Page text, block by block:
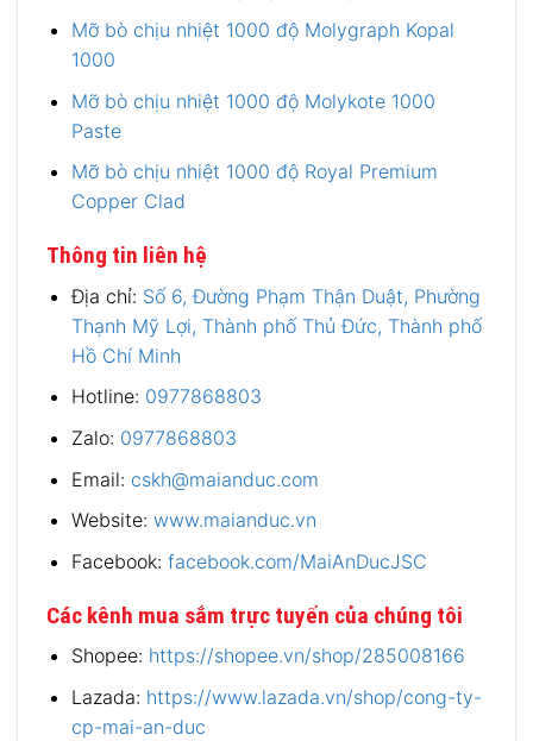
Mỡ bò chịu nhiệt 1000 độ Molygraph Kopal
1000
Mỡ bò chịu nhiệt 1000 độ Molykote 1000
Paste
Mỡ bò chịu nhiệt 1000 độ Royal Premium
Copper Clad
Thông tin liên hệ
Địa chỉ: Số 6, Đường Phạm Thận Duật, Phường
Thạnh Mỹ Lợi, Thành phố Thủ Đức, Thành phố
Hồ Chí Minh
Hotline: 0977868803
Zalo: 0977868803
Email: cskh@maianduc.com
Website: www.maianduc.vn
Facebook: facebook.com/MaiAnDucJSC
Các kênh mua sắm trực tuyến của chúng tôi
Shopee: https://shopee.vn/shop/285008166
Lazada: https://www.lazada.vn/shop/cong-ty-
cp-mai-an-duc